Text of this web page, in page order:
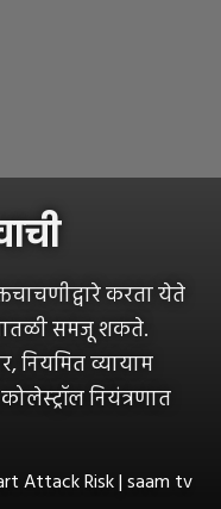
करता येते
समजू शकते.
नियमित व्यायाम
नियंत्रणात
Attack Risk | saam tv